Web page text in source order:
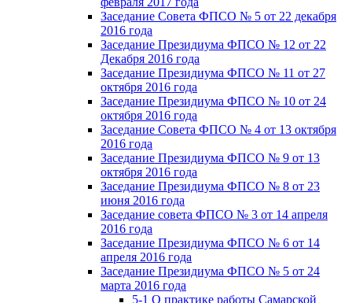
Заседание Совета ФПСО № 5 от 22 декабря
2016 года
Заседание Президиума ФПСО № 12 от 22
Декабря 2016 года
Заседание Президиума ФПСО № 11 от 27
октября 2016 года
Заседание Президиума ФПСО № 10 от 24
октября 2016 года
Заседание Совета ФПСО № 4 от 13 октября
2016 года
Заседание Президиума ФПСО № 9 от 13
октября 2016 года
Заседание Президиума ФПСО № 8 от 23
июня 2016 года
Заседание совета ФПСО № 3 от 14 апреля
2016 года
Заседание Президиума ФПСО № 6 от 14
апреля 2016 года
Заседание Президиума ФПСО № 5 от 24
марта 2016 года
5-1 О практике работы Самарской